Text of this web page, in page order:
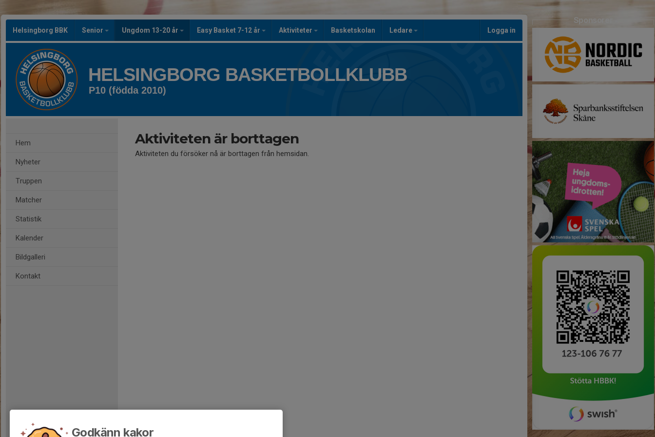
Helsingborg BBK Senior Ungdom 13-20 år Easy Basket 7-12 år Aktiviteter Basketskolan Ledare Logga in
HELSINGBORG BASKETBOLLKLUBB
P10 (födda 2010)
Hem
Nyheter
Truppen
Matcher
Statistik
Kalender
Bildgalleri
Kontakt
Aktiviteten är borttagen
Aktiviteten du försöker nå är borttagen från hemsidan.
Sponsorer
Godkänn kakor